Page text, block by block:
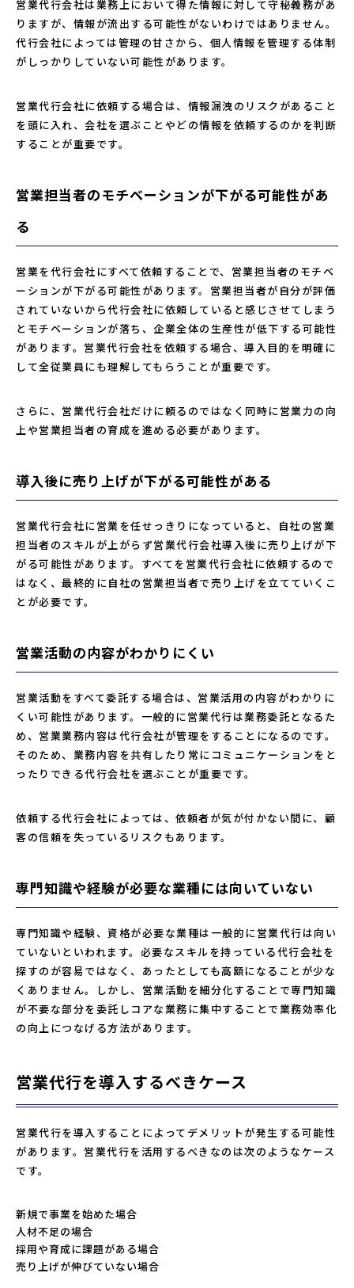
営業代行会社は業務上において得た情報に対して守秘義務があ
りますが、情報が流出する可能性がないわけではありません。
代行会社によっては管理の甘さから、個人情報を管理する体制
がしっかりしていない可能性があります。
営業代行会社に依頼する場合は、情報漏洩のリスクがあること
を頭に入れ、会社を選ぶことやどの情報を依頼するのかを判断
することが重要です。
営業担当者のモチベーションが下がる可能性があ
る
営業を代行会社にすべて依頼することで、営業担当者のモチベ
ーションが下がる可能性があります。営業担当者が自分が評価
されていないから代行会社に依頼していると感じさせてしまう
とモチベーションが落ち、企業全体の生産性が低下する可能性
があります。営業代行会社を依頼する場合、導入目的を明確に
して全従業員にも理解してもらうことが重要です。
さらに、営業代行会社だけに頼るのではなく同時に営業力の向
上や営業担当者の育成を進める必要があります。
導入後に売り上げが下がる可能性がある
営業代行会社に営業を任せっきりになっていると、自社の営業
担当者のスキルが上がらず営業代行会社導入後に売り上げが下
がる可能性があります。すべてを営業代行会社に依頼するので
はなく、最終的に自社の営業担当者で売り上げを立てていくこ
とが必要です。
営業活動の内容がわかりにくい
営業活動をすべて委託する場合は、営業活用の内容がわかりに
くい可能性があります。一般的に営業代行は業務委託となるた
め、営業業務内容は代行会社が管理をすることになるのです。
そのため、業務内容を共有したり常にコミュニケーションをと
ったりできる代行会社を選ぶことが重要です。
依頼する代行会社によっては、依頼者が気が付かない間に、顧
客の信頼を失っているリスクもあります。
専門知識や経験が必要な業種には向いていない
専門知識や経験、資格が必要な業種は一般的に営業代行は向い
ていないといわれます。必要なスキルを持っている代行会社を
探すのが容易ではなく、あったとしても高額になることが少な
くありません。しかし、営業活動を細分化することで専門知識
が不要な部分を委託しコアな業務に集中することで業務効率化
の向上につなげる方法があります。
営業代行を導入するべきケース
営業代行を導入することによってデメリットが発生する可能性
があります。営業代行を活用するべきなのは次のようなケース
です。
新規で事業を始めた場合
人材不足の場合
採用や育成に課題がある場合
売り上げが伸びていない場合